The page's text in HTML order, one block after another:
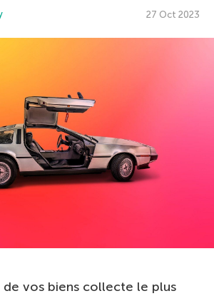
27 Oct 2023
vos biens collecte le plus